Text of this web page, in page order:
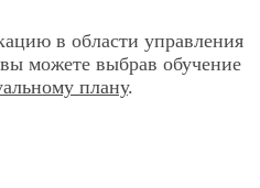
в области управления
можете выбрав обучение
плану.